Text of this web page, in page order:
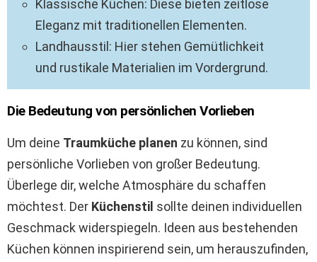
Klassische Küchen: Diese bieten zeitlose
Eleganz mit traditionellen Elementen.
Landhausstil: Hier stehen Gemütlichkeit
und rustikale Materialien im Vordergrund.
Die Bedeutung von persönlichen Vorlieben
Um deine Traumküche planen zu können, sind
persönliche Vorlieben von großer Bedeutung.
Überlege dir, welche Atmosphäre du schaffen
möchtest. Der Küchenstil sollte deinen individuellen
Geschmack widerspiegeln. Ideen aus bestehenden
Küchen können inspirierend sein, um herauszufinden,